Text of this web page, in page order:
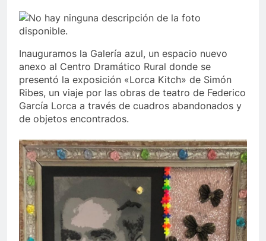
Inauguramos la Galería azul, un espacio nuevo
anexo al Centro Dramático Rural donde se
presentó la exposición «Lorca Kitch» de Simón
Ribes, un viaje por las obras de teatro de Federico
García Lorca a través de cuadros abandonados y
de objetos encontrados.